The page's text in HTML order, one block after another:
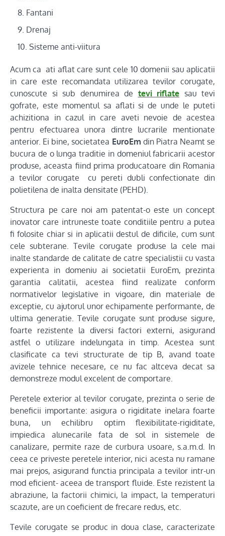
Fantani
Drenaj
Sisteme anti-viitura
Acum ca ati aflat care sunt cele 10 domenii sau aplicatii
in care este recomandata utilizarea tevilor corugate,
cunoscute si sub denumirea de tevi riflate sau tevi
gofrate, este momentul sa aflati si de unde le puteti
achizitiona in cazul in care aveti nevoie de acestea
pentru efectuarea unora dintre lucrarile mentionate
anterior. Ei bine, societatea EuroEm din Piatra Neamt se
bucura de o lunga traditie in domeniul fabricarii acestor
produse, aceasta fiind prima producatoare din Romania
a tevilor corugate cu pereti dubli confectionate din
polietilena de inalta densitate (PEHD).
Structura pe care noi am patentat-o este un concept
inovator care intruneste toate conditiile pentru a putea
fi folosite chiar si in aplicatii destul de dificile, cum sunt
cele subterane. Tevile corugate produse la cele mai
inalte standarde de calitate de catre specialistii cu vasta
experienta in domeniu ai societatii EuroEm, prezinta
garantia calitatii, acestea fiind realizate conform
normativelor legislative in vigoare, din materiale de
exceptie, cu ajutorul unor echipamente performante, de
ultima generatie. Tevile corugate sunt produse sigure,
foarte rezistente la diversi factori externi, asigurand
astfel o utilizare indelungata in timp. Acestea sunt
clasificate ca tevi structurate de tip B, avand toate
avizele tehnice necesare, ce nu fac altceva decat sa
demonstreze modul excelent de comportare.
Peretele exterior al tevilor corugate, prezinta o serie de
beneficii importante: asigura o rigiditate inelara foarte
buna, un echilibru optim flexibilitate-rigiditate,
impiedica alunecarile fata de sol in sistemele de
canalizare, permite raze de curbura usoare, s.a.m.d. In
ceea ce priveste peretele interior, nici acesta nu ramane
mai prejos, asigurand functia principala a tevilor intr-un
mod eficient- aceea de transport fluide. Este rezistent la
abraziune, la factorii chimici, la impact, la temperaturi
scazute, are un coeficient de frecare redus, etc.
Tevile corugate se produc in doua clase, caracterizate